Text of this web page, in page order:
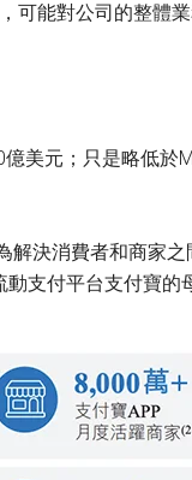
可能對公司的整體
美元；只是略低於
決消費者和商家之
支付平台支付寶的